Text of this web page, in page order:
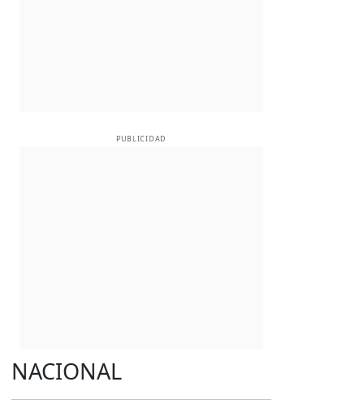
PUBLICIDAD
NACIONAL